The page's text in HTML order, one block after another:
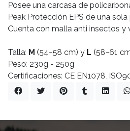
Posee una carcasa de
Peak Protección EPS de una
Cuenta con malla anti insectos y
Talla: M (54~58 cm) y L (58~61
Peso: 230g - 250g
Certificaciones: CE EN1078,